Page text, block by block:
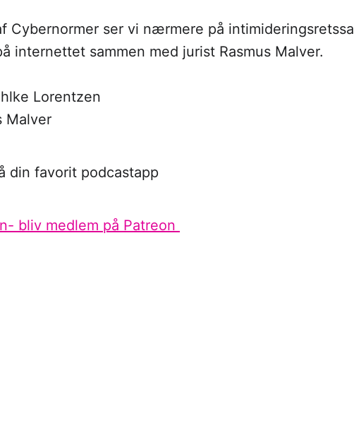
Cybernormer ser vi nærmere på
internettet sammen med jurist Rasmus Malver.
Lorentzen
Malver
din favorit podcastapp
bliv medlem på Patreon